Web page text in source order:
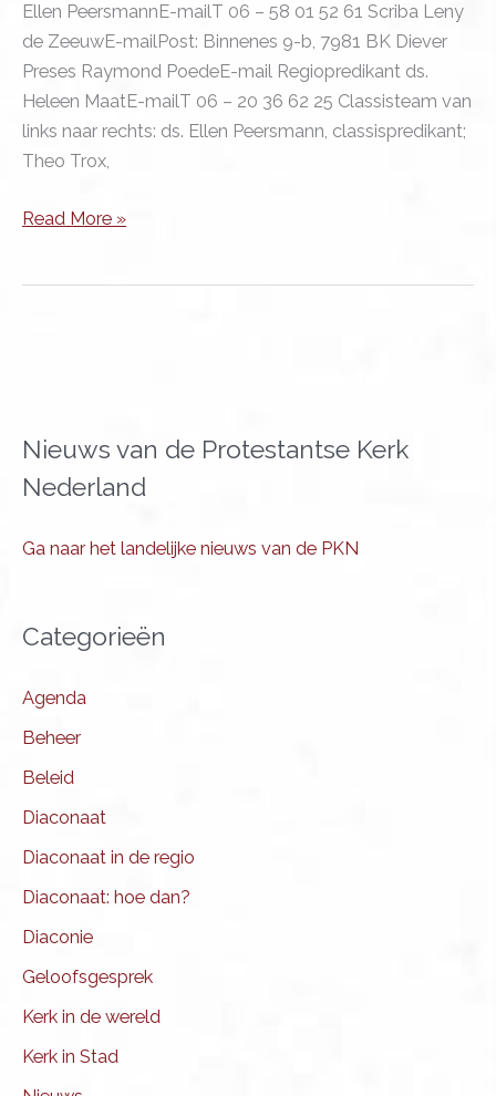
Ellen PeersmannE-mailT 06 – 58 01 52 61 Scriba Leny
de ZeeuwE-mailPost: Binnenes 9-b, 7981 BK Diever
Preses Raymond PoedeE-mail Regiopredikant ds.
Heleen MaatE-mailT 06 – 20 36 62 25 Classisteam van
links naar rechts: ds. Ellen Peersmann, classispredikant;
Theo Trox,
Nieuwsbrief:
Read More »
Nieuws van de Protestantse Kerk
Nederland
Ga naar het landelijke nieuws van de PKN
Categorieën
Agenda
Beheer
Beleid
Diaconaat
Diaconaat in de regio
Diaconaat: hoe dan?
Diaconie
Geloofsgesprek
Kerk in de wereld
Kerk in Stad